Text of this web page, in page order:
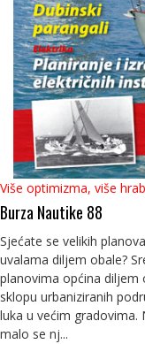
Više optimizma, više
Burza Nautike 88
Sjećate se velikih
uvalama diljem obale?
planovima općina diljem
sklopu urbaniziranih
luka u većim
malo se nj...